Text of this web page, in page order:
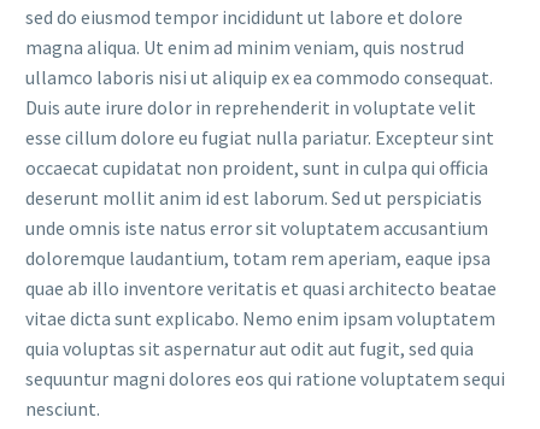
sed do eiusmod tempor incididunt ut labore et dolore
magna aliqua. Ut enim ad minim veniam, quis nostrud
ullamco laboris nisi ut aliquip ex ea commodo consequat.
Duis aute irure dolor in reprehenderit in voluptate velit
esse cillum dolore eu fugiat nulla pariatur. Excepteur sint
occaecat cupidatat non proident, sunt in culpa qui officia
deserunt mollit anim id est laborum. Sed ut perspiciatis
unde omnis iste natus error sit voluptatem accusantium
doloremque laudantium, totam rem aperiam, eaque ipsa
quae ab illo inventore veritatis et quasi architecto beatae
vitae dicta sunt explicabo. Nemo enim ipsam voluptatem
quia voluptas sit aspernatur aut odit aut fugit, sed quia
sequuntur magni dolores eos qui ratione voluptatem sequi
nesciunt.